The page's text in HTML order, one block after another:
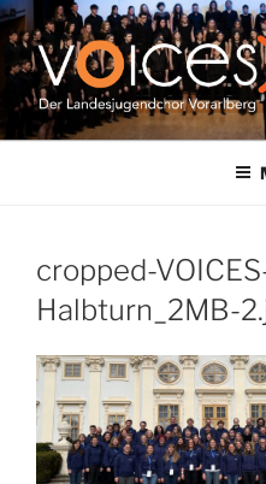
Zum
Inhalt
springen
VOICES |
cropped-
Halbturn_2MB-